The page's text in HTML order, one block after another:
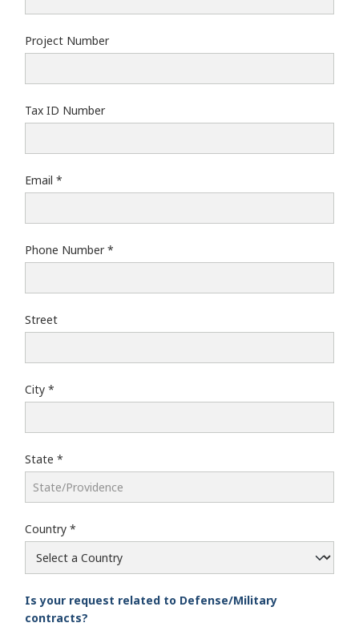
Project Number
Tax ID Number
Email
Phone Number
Street
City
State
Country
Is your request related to Defense/Military
contracts?